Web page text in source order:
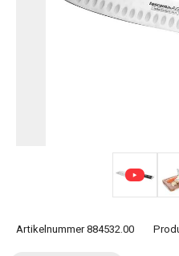
Artikelnummer 884532.00